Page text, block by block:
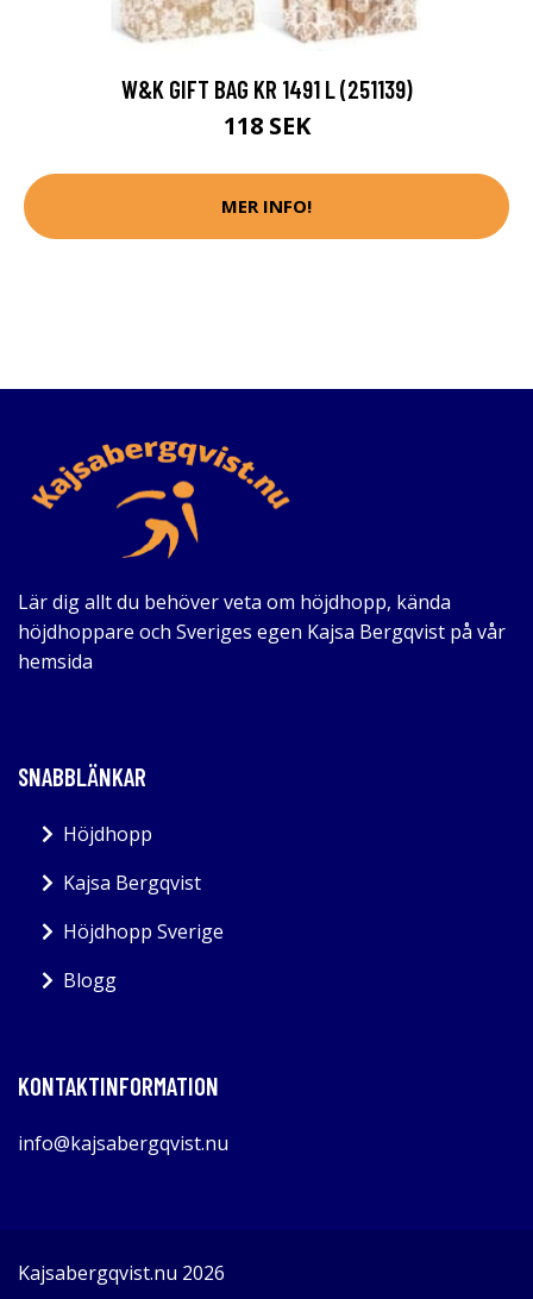
W&K GIFT BAG KR 1491 L (251139)
118 SEK
MER INFO!
Lär dig allt du behöver veta om höjdhopp, kända
höjdhoppare och Sveriges egen Kajsa Bergqvist på vår
hemsida
SNABBLÄNKAR
Höjdhopp
Kajsa Bergqvist
Höjdhopp Sverige
Blogg
KONTAKTINFORMATION
info@kajsabergqvist.nu
Kajsabergqvist.nu 2026